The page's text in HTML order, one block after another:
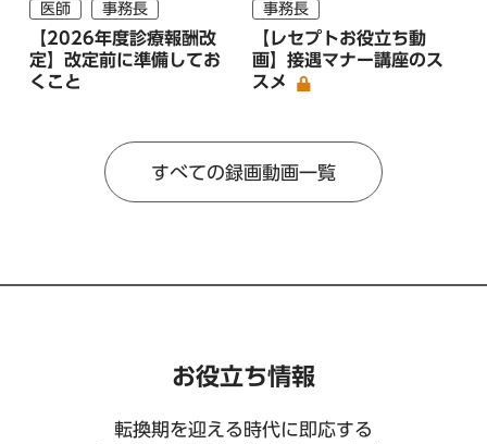
医師
事務長
【2026年度診療報酬改
定】改定前に準備してお
くこと
事務長
【レセプトお役立ち動
画】接遇マナー講座のス
スメ
すべての録画動画一覧
お役立ち情報
転換期を迎える時代に即応する